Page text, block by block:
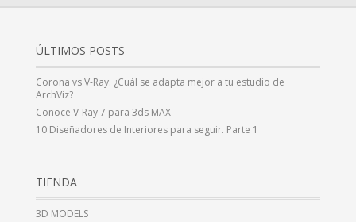
ÚLTIMOS POSTS
Corona vs V-Ray: ¿Cuál se adapta mejor a tu estudio de
ArchViz?
Conoce V-Ray 7 para 3ds MAX
10 Diseñadores de Interiores para seguir. Parte 1
TIENDA
3D MODELS